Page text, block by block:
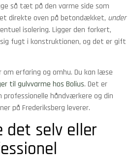
så tæt på den varme side som
direkte oven på betondækket, under
isolering. Ligger den forkert,
fugt i konstruktionen, og det er gift
erfaring og omhu. Du kan læse
til gulvvarme hos Bolius. Det er
håndværkere og din
på Frederiksberg leverer.
det selv eller